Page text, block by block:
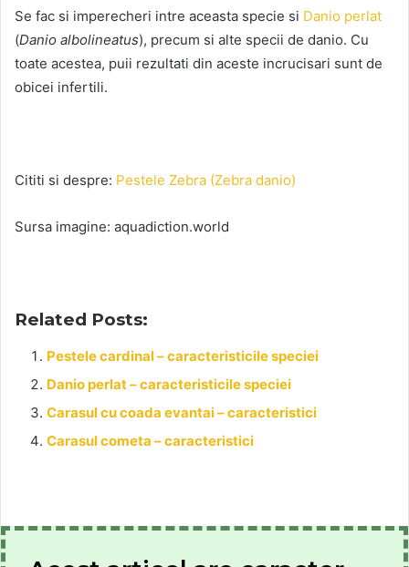
Se fac si imperecheri intre aceasta specie si Danio perlat
(Danio albolineatus), precum si alte specii de danio. Cu
toate acestea, puii rezultati din aceste incrucisari sunt de
obicei infertili.
Cititi si despre: Pestele Zebra (Zebra danio)
Sursa imagine: aquadiction.world
Related Posts:
Pestele cardinal – caracteristicile speciei
Danio perlat – caracteristicile speciei
Carasul cu coada evantai – caracteristici
Carasul cometa – caracteristici